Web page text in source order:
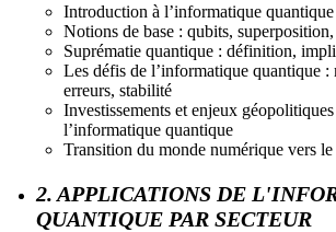
Introduction à l’informatique
Notions de base : qubits,
Suprématie quantique : définition,
Les défis de l’informatique quantique :
erreurs, stabilité
Investissements et enjeux
l’informatique quantique
Transition du monde numérique vers
2. APPLICATIONS DE
QUANTIQUE PAR SECTEUR